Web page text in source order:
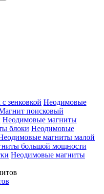
зенковкой Неодимовые
поисковый
Неодимовые магниты
блоки Неодимовые
магниты малой
большой мощности
Неодимовые магниты